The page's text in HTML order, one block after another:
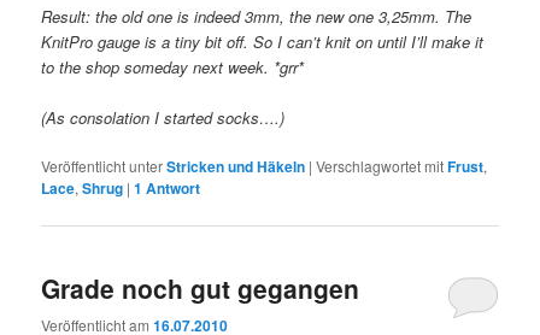
Result: the old one is indeed 3mm, the new one 3,25mm. The
KnitPro gauge is a tiny bit off. So I can’t knit on until I’ll make it
to the shop someday next week. *grr*
(As consolation I started socks….)
Veröffentlicht unterStricken und Häkeln |Verschlagwortet mitFrust,
Lace,Shrug |1 Antwort
Grade noch gut gegangen
Veröffentlicht am16.07.2010